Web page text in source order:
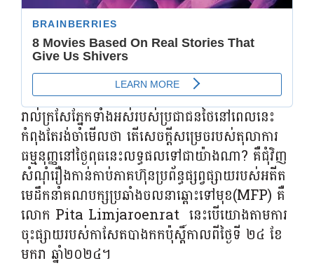
រាល់ក្រសែភ្នែកទាំងអស់របស់ប្រជាជនថៃនៅពេលនេះ
កំពុងតែរង់ចាំមើលថា តើសេចក្តីសម្រេចរបស់តុលាការ
ធម្មនុញ្ញនៅថ្ងៃពុធនេះលទ្ធផលទៅជាយ៉ាងណា? គឺជុំវិញ
សំណុំរឿងកាន់កាប់ភាគហ៊ុនប្រព័ន្ធផ្សព្វផ្សាយរបស់អតីត
មេដឹកនាំគណបក្សប្រឆាំងចលនាឆ្ពោះទៅមុខ(MFP) គឺ
លោក Pita Limjaroenrat នេះបើយោងតាមការ
ចុះផ្សាយរបស់កាសែតបាងកកប៉ុស្តិ៍កាលពីថ្ងៃទី ២៤ ខែ
មករា ឆ្នាំ២០២៤។